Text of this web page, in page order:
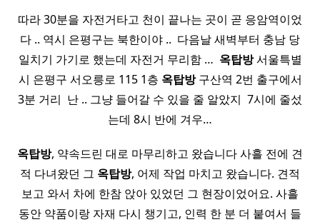
따라 30분을 자전거타고 천이 끝나는 곳이 곧 응암역이었
다 .. 역시 은평구는 북한이야 .. ​ 다음날 새벽부터 충남 당
일치기 가기로 했는데 자전거 무리함 … ​ 옥탑방서울특별
시 은평구 서오릉로 115 1층 옥탑방구산역 2번 출구에서
3분 거리 ​ 난 .. 그냥 들어갈 수 있을 줄 알았지 ​ 7시에 줄섰
는데 8시 반에 겨우…
옥탑방, 약속드린 대로 마무리하고 왔습니다 사흘 전에 견
적 다녀왔던 그 옥탑방, 어제 작업 마치고 왔습니다. 견적
보고 와서 차에 한참 앉아 있었던 그 현장이었어요. 사흘
동안 약품이랑 자재 다시 챙기고, 인력 한 분 더 붙여서 들